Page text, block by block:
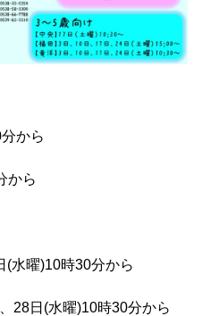
から
から
水曜)10時30分から
28日(水曜)10時30分から